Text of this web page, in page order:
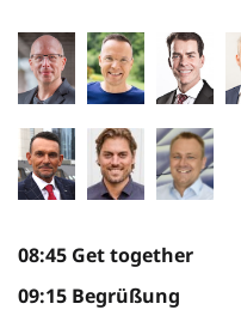
08:45 Get together
09:15 Begrüßung